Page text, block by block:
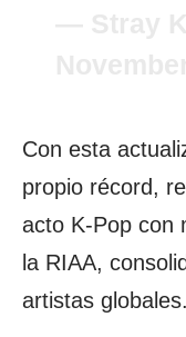
Con esta
propio récord,
acto K-Pop con
la RIAA,
artistas globales.